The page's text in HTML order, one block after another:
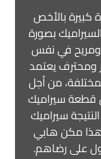
كبيرة بالأخص
بصورة
ومريح في نفس
يعتمد
من أجل
قطعة سيراميك
سيراميك
مكن هابي
على رضاهم.